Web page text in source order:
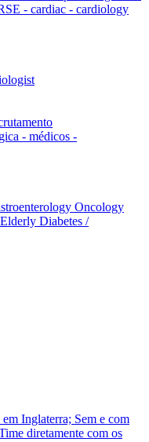
- cardiac - cardiology
- médicos -
Oncology
Diabetes /
Inglaterra; Sem e com
diretamente com os